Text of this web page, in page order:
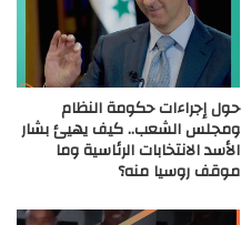
حول إجراءات حكومة النظام
ومجلس الشعب.. كيف يهيئ بشار
الأسد الانتخابات الرئاسية وما
موقف روسيا منه؟